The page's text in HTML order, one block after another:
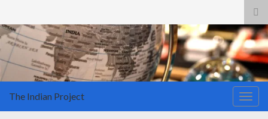
The Indian Project